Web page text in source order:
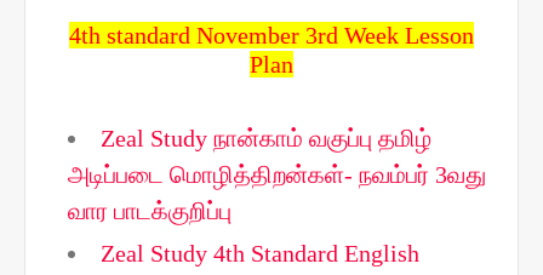
4th standard November 3rd Week Lesson
Plan
Zeal Study நான்காம் வகுப்பு தமிழ்
அடிப்படை மொழித்திறன்கள்- நவம்பர் 3வது
வார பாடக்குறிப்பு
Zeal Study 4th Standard English